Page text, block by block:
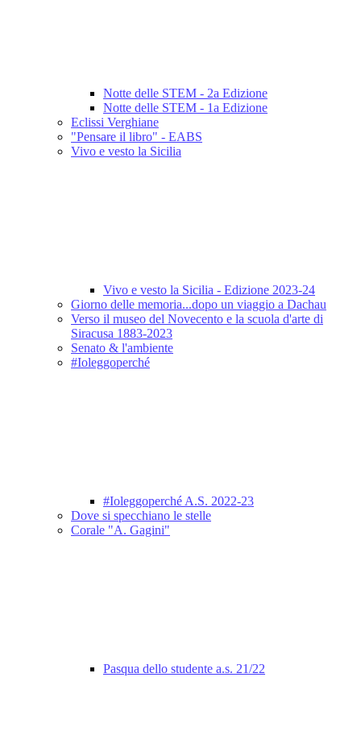
Notte delle STEM - 2a Edizione
Notte delle STEM - 1a Edizione
Eclissi Verghiane
"Pensare il libro" - EABS
Vivo e vesto la Sicilia
Vivo e vesto la Sicilia - Edizione 2023-24
Giorno delle memoria...dopo un viaggio a Dachau
Verso il museo del Novecento e la scuola d'arte di
Siracusa 1883-2023
Senato & l'ambiente
#Ioleggoperché
#Ioleggoperché A.S. 2022-23
Dove si specchiano le stelle
Corale "A. Gagini"
Pasqua dello studente a.s. 21/22